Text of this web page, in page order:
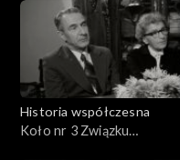
Historia współczesna
Koło nr 3 Związku